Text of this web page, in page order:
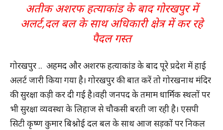
अतीक अशरफ हत्याकांड के बाद गोरखपुर में
अलर्ट,दल बल के साथ अधिकारी क्षेत्र में कर रहे
पैदल गस्त
गोरखपुर .. अहमद और अशरफ हत्याकांड के बाद पूरे प्रदेश में हाई
अलर्ट जारी किया गया है। गोरखपुर की बात करें तो गोरखनाथ मंदिर
की सुरक्षा कड़ी कर दी गई है।वही जनपद के तमाम धार्मिक स्थलों पर
भी सुरक्षा व्यवस्था के लिहाज से चौकसी बरती जा रही है। एसपी
सिटी कृष्ण कुमार बिश्नोई दल बल के साथ आज सड़कों पर निकल